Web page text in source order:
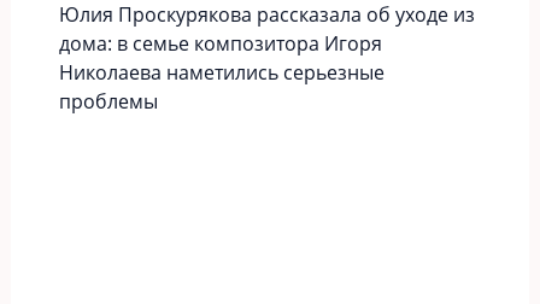
Юлия Проскурякова рассказала об уходе из
дома: в семье композитора Игоря
Николаева наметились серьезные
проблемы